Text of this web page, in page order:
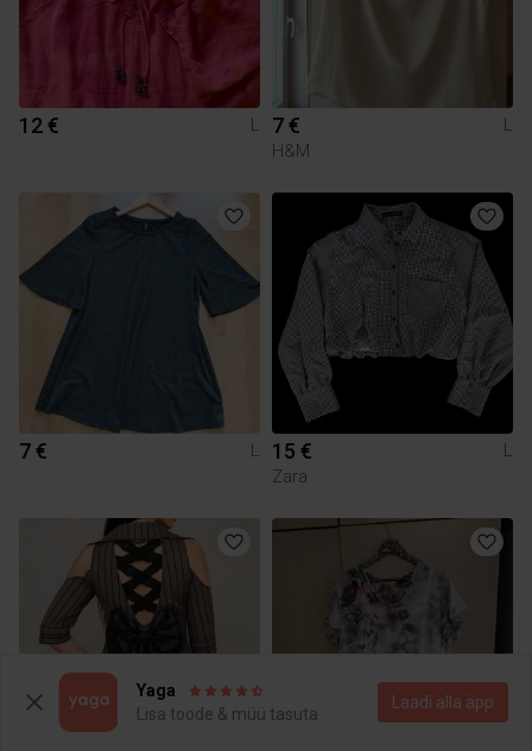
12 € L 7 €
L
H&M
7 € L 15 €
L
Zara
Yaga
Lisa toode & müü tasuta
Laadi alla äpp